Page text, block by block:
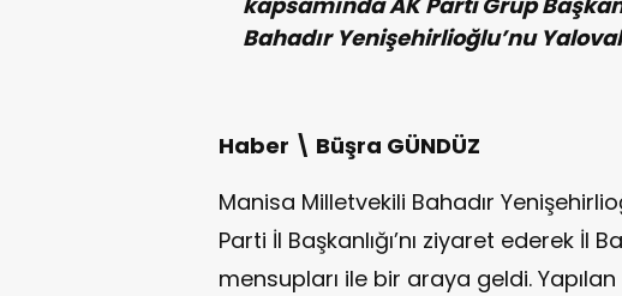
Bahadır Yenişehirlioğlu’nu
Haber \ Büşra GÜNDÜZ
Manisa Milletvekili Bahadır
Parti İl Başkanlığı’nı ziyaret ederek İl
mensupları ile bir araya geldi.